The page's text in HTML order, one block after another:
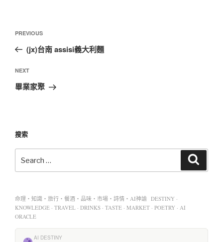
PREVIOUS
(jx)台南 assisi義大利麵
NEXT
畢業家聚
搜索
命理・知識・旅行・餐酒・品味・市場・詩情・AI神諭 DESTINY ·
KNOWLEDGE · TRAVEL · DRINKS · TASTE · MARKET · POETRY · AI
ORACLE
AI DESTINY